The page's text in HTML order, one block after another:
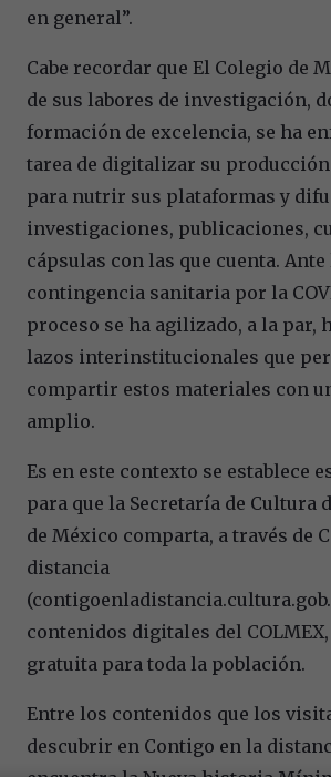
en general”.
Cabe recordar que El Colegio de
de sus labores de investigación,
formación de excelencia, se ha
tarea de digitalizar su producción
para nutrir sus plataformas y
investigaciones, publicaciones,
cápsulas con las que cuenta. Ante
contingencia sanitaria por la
proceso se ha agilizado, a la par,
lazos interinstitucionales que
compartir estos materiales con
amplio.
Es en este contexto se establece
para que la Secretaría de Cultura
de México comparta, a través de
distancia
contenidos digitales del
gratuita para toda la población.
Entre los contenidos que los
descubrir en Contigo en la